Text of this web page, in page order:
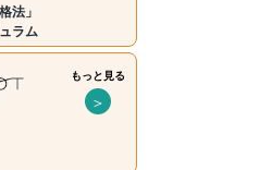
法」
ラム
もっと見る
＞